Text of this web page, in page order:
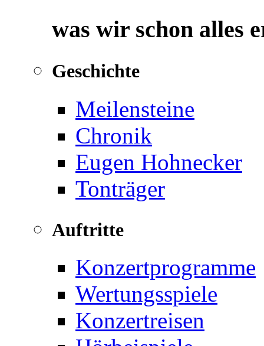
was wir schon alles
Geschichte
Meilensteine
Chronik
Eugen Hohnecker
Tonträger
Auftritte
Konzertprogramme
Wertungsspiele
Konzertreisen